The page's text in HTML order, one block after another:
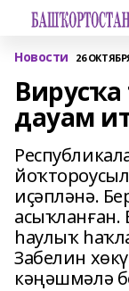
Новости 26
дауам
иҫәпләнә.
асыҡланған.
һаулыҡ
Забелин
кәңәшмәлә